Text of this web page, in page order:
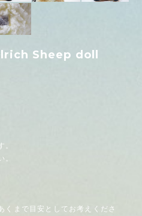
Sheep doll
。
。
くまで目安としてお考えくださ